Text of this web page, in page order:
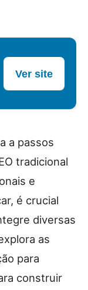
Ver site
a passos
tradicional
e
é crucial
diversas
as
para
construir